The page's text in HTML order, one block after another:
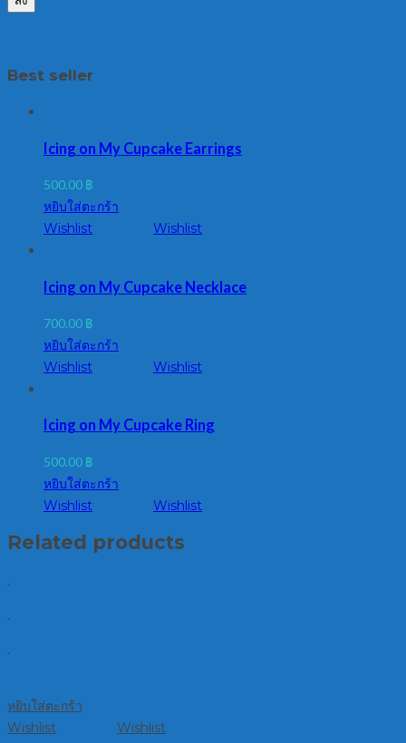
Best seller
Icing on My Cupcake Earrings
500.00 ฿
หยิบใส่ตะกร้า
Wishlist
Wishlist
Icing on My Cupcake Necklace
700.00 ฿
หยิบใส่ตะกร้า
Wishlist
Wishlist
Icing on My Cupcake Ring
500.00 ฿
หยิบใส่ตะกร้า
Wishlist
Wishlist
Related products
.
.
.
หยิบใส่ตะกร้า
Wishlist
Wishlist